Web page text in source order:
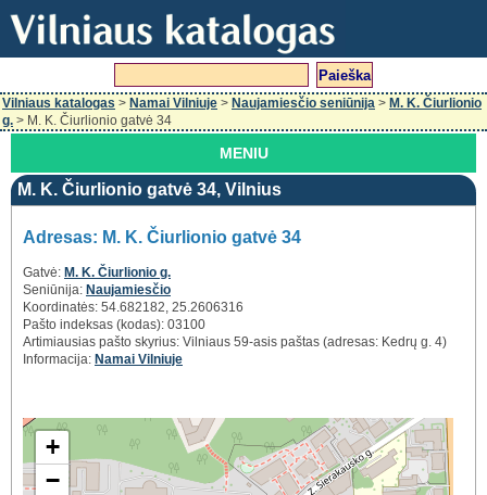
Vilniaus katalogas > Namai Vilniuje > Naujamiesčio seniūnija > M. K. Čiurlionio
g. > M. K. Čiurlionio gatvė 34
MENIU
M. K. Čiurlionio gatvė 34, Vilnius
Adresas: M. K. Čiurlionio gatvė 34
Gatvė: M. K. Čiurlionio g.
Seniūnija: Naujamiesčio
Koordinatės: 54.682182, 25.2606316
Pašto indeksas (kodas): 03100
Artimiausias pašto skyrius: Vilniaus 59-asis paštas (adresas: Kedrų g. 4)
Informacija: Namai Vilniuje
+
−